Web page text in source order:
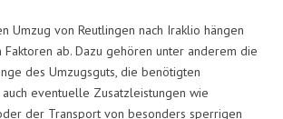
Umzug von Reutlingen nach Iraklio hängen
ab. Dazu gehören unter anderem die
des Umzugsguts, die benötigten
auch eventuelle Zusatzleistungen wie
der Transport von besonders sperrigen